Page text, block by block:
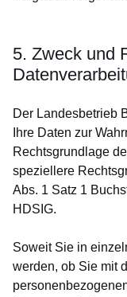
5. Zweck und
Der Landesbetrieb
Ihre Daten zur
Rechtsgrundlage
speziellere
Abs. 1 Satz 1
HDSIG.
Soweit Sie in
werden, ob Sie mit